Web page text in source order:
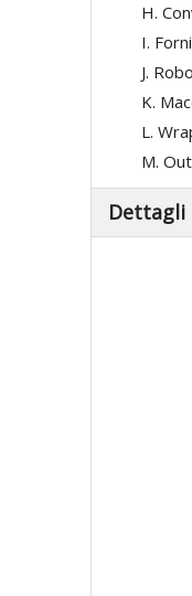
H.
I.
J.
K.
L.
M.